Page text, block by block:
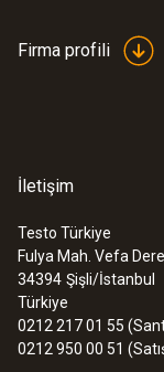
:0554 1203
Ayrı gaz
bağlantı
Firma profili
İletişim
Testo Türkiye
Fulya Mah. Vefa
34394 Şişli/İstanbul
Türkiye
0212 217 01 55
0212 950 00 51